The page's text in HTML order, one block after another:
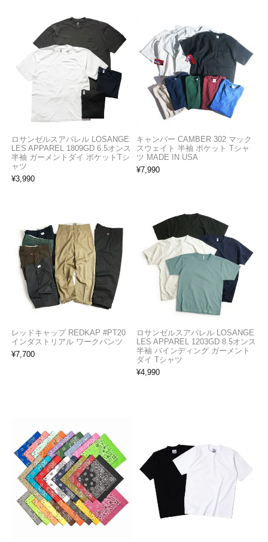
ロサンゼルスアパレル LOSANGE
LES APPAREL 1809GD 6.5オンス
半袖 ガーメントダイ ポケットTシ
ャツ
¥3,990
キャンバー CAMBER 302 マック
スウェイト 半袖 ポケット Tシャ
ツ MADE IN USA
¥7,990
レッドキャップ REDKAP #PT20
インダストリアル ワークパンツ
¥7,700
ロサンゼルスアパレル LOSANGE
LES APPAREL 1203GD 8.5オンス
半袖 バインディング ガーメント
ダイ Tシャツ
¥4,990